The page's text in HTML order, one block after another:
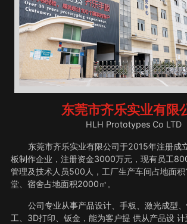
东莞市齐乐实业有限
HLH Prototypes Co LTD
东莞市齐乐实业有限公司于2015年注册成
板制作企业，注册资金3000万元，现有员工
管理及技术人员500人，工厂生产车间占地面
堂、宿舍占地面积2000㎡。
公司专业从事产品设计、手板、激光成型
工、3D打印、钣金，能为客户提 供从产品设